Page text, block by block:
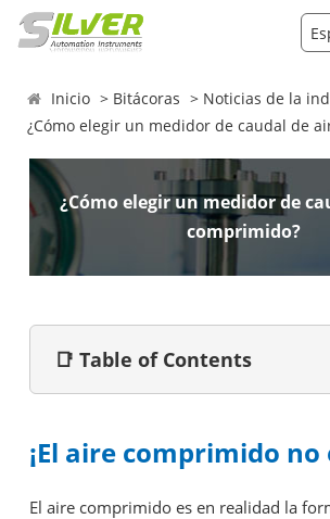
Inicio Bitácoras
Noticias de la
¿Cómo elegir un medidor de caudal de
¿Cómo elegir un medidor de
comprimido?
📑 Table of Contents
¡El aire comprimido no
El aire comprimido es en realidad la